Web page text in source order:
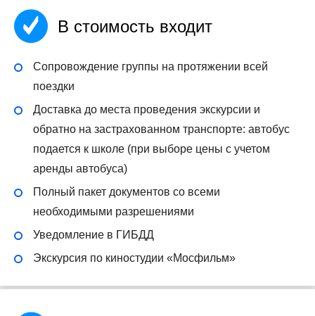
В стоимость входит
Сопровождение группы на протяжении всей
поездки
Доставка до места проведения экскурсии и
обратно на застрахованном транспорте: автобус
подается к школе (при выборе цены с учетом
аренды автобуса)
Полный пакет документов со всеми
необходимыми разрешениями
Уведомление в ГИБДД
Экскурсия по киностудии «Мосфильм»